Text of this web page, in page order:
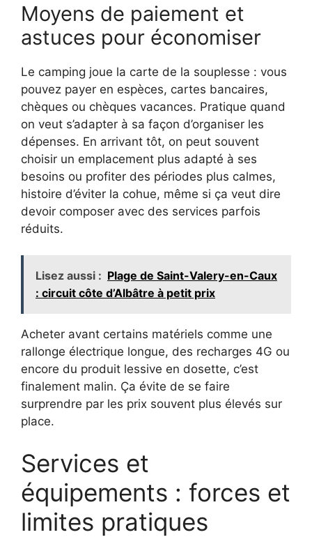
Moyens de paiement et
astuces pour économiser
Le camping joue la carte de la souplesse : vous
pouvez payer en espèces, cartes bancaires,
chèques ou chèques vacances. Pratique quand
on veut s’adapter à sa façon d’organiser les
dépenses. En arrivant tôt, on peut souvent
choisir un emplacement plus adapté à ses
besoins ou profiter des périodes plus calmes,
histoire d’éviter la cohue, même si ça veut dire
devoir composer avec des services parfois
réduits.
Lisez aussi : Plage de Saint-Valery-en-Caux
: circuit côte d’Albâtre à petit prix
Acheter avant certains matériels comme une
rallonge électrique longue, des recharges 4G ou
encore du produit lessive en dosette, c’est
finalement malin. Ça évite de se faire
surprendre par les prix souvent plus élevés sur
place.
Services et
équipements : forces et
limites pratiques